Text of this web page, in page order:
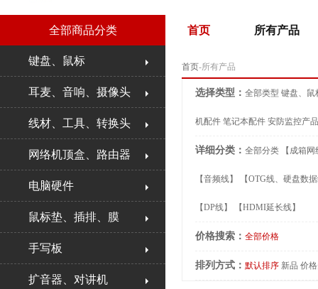
首页 所有产品
全部商品分类
键盘、鼠标
耳麦、音响、摄像头
线材、工具、转换头
网络机顶盒、路由器
电脑硬件
鼠标垫、插排、膜
手写板
扩音器、对讲机
首页-所有产品
选择类型： 全部类型 键盘、鼠
机配件 笔记本配件 安防监控产品
详细分类： 全部分类 【成箱
【音频线】 【OTG线、硬盘数
【DP线】 【HDMI延长线】
价格搜索： 全部价格
排列方式： 默认排序 新品 价